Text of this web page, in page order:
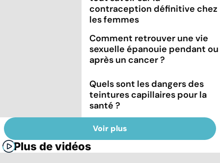
contraception définitive chez
les femmes
Comment retrouver une vie
sexuelle épanouie pendant ou
après un cancer ?
Quels sont les dangers des
teintures capillaires pour la
santé ?
Voir plus
Plus de vidéos